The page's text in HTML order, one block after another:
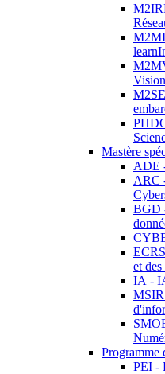
Mastère
ADE
ARC
BGD
et
IA -
MSIR
Programme
PEI -